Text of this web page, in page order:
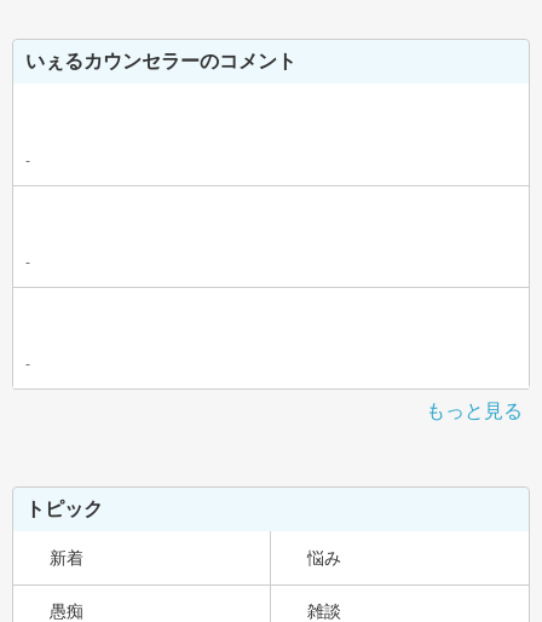
いぇるカウンセラーのコメント
-
-
-
もっと見る
トピック
新着 悩み
愚痴 雑談